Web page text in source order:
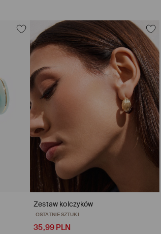
Zestaw kolczyków
opinie (4)
35,99 PLN